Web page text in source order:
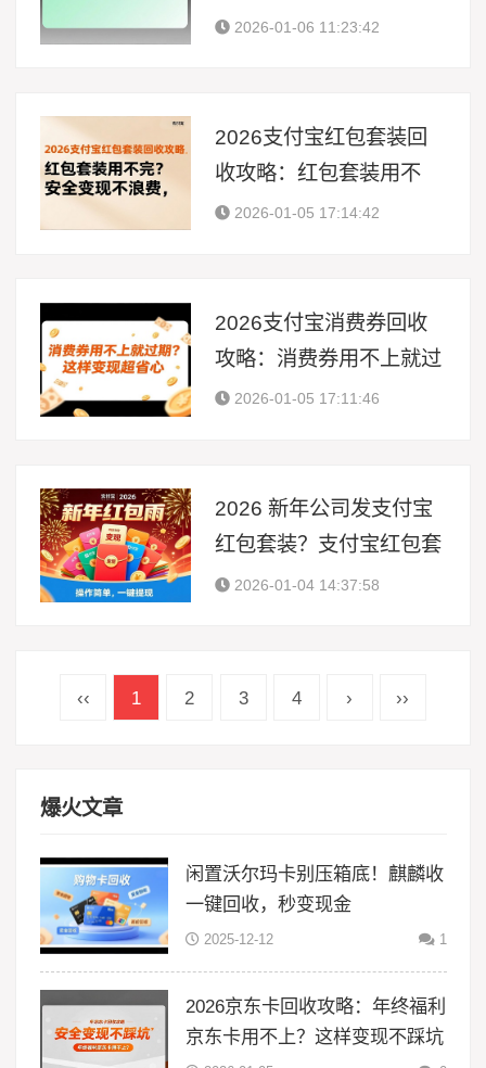
上的消费券千万别让其过
2026-01-06 11:23:42
2026支付宝红包套装回
收攻略：红包套装用不
完？安全变现不浪费
2026-01-05 17:14:42
2026支付宝消费券回收
攻略：消费券用不上就过
期？这样变现超省心
2026-01-05 17:11:46
2026 新年公司发支付宝
红包套装？支付宝红包套
装回收这样做，福利不浪
2026-01-04 14:37:58
‹‹ 1 2 3 4 › ››
爆火文章
闲置沃尔玛卡别压箱底！麒麟收
一键回收，秒变现金
2025-12-12 1
2026京东卡回收攻略：年终福利
京东卡用不上？这样变现不踩坑